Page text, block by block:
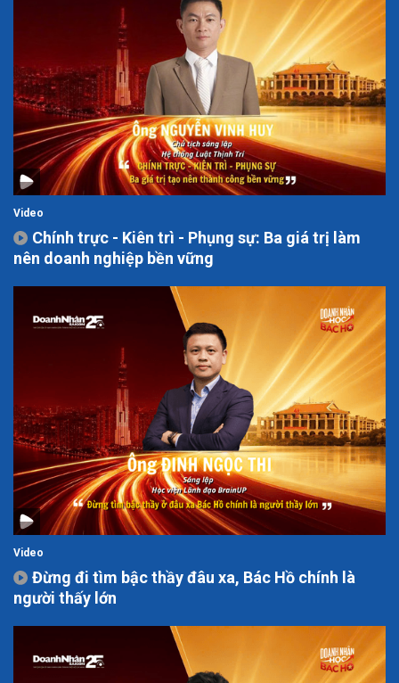
Video
Chính trực - Kiên trì - Phụng sự: Ba giá trị làm
nên doanh nghiệp bền vững
Video
Đừng đi tìm bậc thầy đâu xa, Bác Hồ chính là
người thấy lớn